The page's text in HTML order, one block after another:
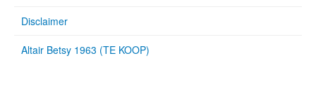
Disclaimer
Altair Betsy 1963 (TE KOOP)